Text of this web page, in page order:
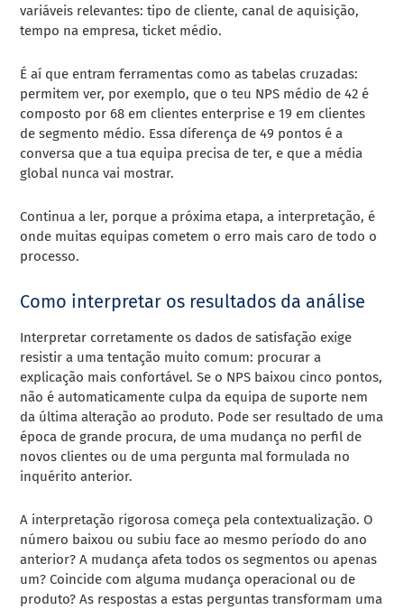
variáveis relevantes: tipo de cliente, canal de aquisição,
tempo na empresa, ticket médio.
É aí que entram ferramentas como as tabelas cruzadas:
permitem ver, por exemplo, que o teu NPS médio de 42 é
composto por 68 em clientes enterprise e 19 em clientes
de segmento médio. Essa diferença de 49 pontos é a
conversa que a tua equipa precisa de ter, e que a média
global nunca vai mostrar.
Continua a ler, porque a próxima etapa, a interpretação, é
onde muitas equipas cometem o erro mais caro de todo o
processo.
Como interpretar os resultados da análise
Interpretar corretamente os dados de satisfação exige
resistir a uma tentação muito comum: procurar a
explicação mais confortável. Se o NPS baixou cinco pontos,
não é automaticamente culpa da equipa de suporte nem
da última alteração ao produto. Pode ser resultado de uma
época de grande procura, de uma mudança no perfil de
novos clientes ou de uma pergunta mal formulada no
inquérito anterior.
A interpretação rigorosa começa pela contextualização. O
número baixou ou subiu face ao mesmo período do ano
anterior? A mudança afeta todos os segmentos ou apenas
um? Coincide com alguma mudança operacional ou de
produto? As respostas a estas perguntas transformam uma